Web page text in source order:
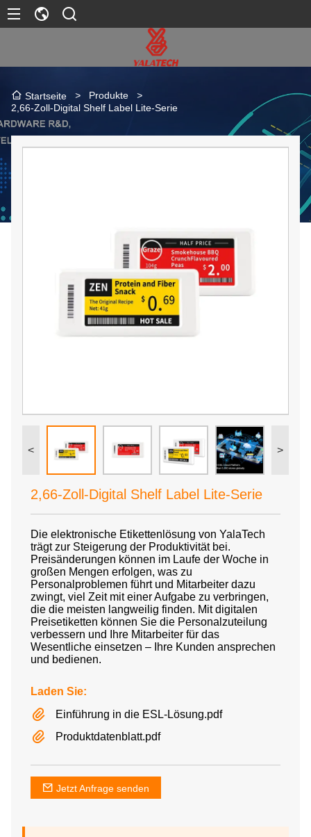
Startseite > Produkte
>
2,66-Zoll-Digital Shelf Label Lite-Serie
< >
2,66-Zoll-Digital Shelf Label Lite-Serie
Die elektronische Etikettenlösung von YalaTech
trägt zur Steigerung der Produktivität bei.
Preisänderungen können im Laufe der Woche in
großen Mengen erfolgen, was zu
Personalproblemen führt und Mitarbeiter dazu
zwingt, viel Zeit mit einer Aufgabe zu verbringen,
die die meisten langweilig finden. Mit digitalen
Preisetiketten können Sie die Personalzuteilung
verbessern und Ihre Mitarbeiter für das
Wesentliche einsetzen – Ihre Kunden ansprechen
und bedienen.
Laden Sie:
Einführung in die ESL-Lösung.pdf
Produktdatenblatt.pdf
Jetzt Anfrage senden